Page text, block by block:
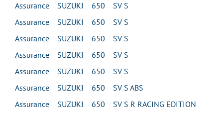
Assurance SUZUKI 650 SV S
Assurance SUZUKI 650 SV S
Assurance SUZUKI 650 SV S
Assurance SUZUKI 650 SV S
Assurance SUZUKI 650 SV S
Assurance SUZUKI 650 SV S ABS
Assurance SUZUKI 650 SV S R RACING EDITION